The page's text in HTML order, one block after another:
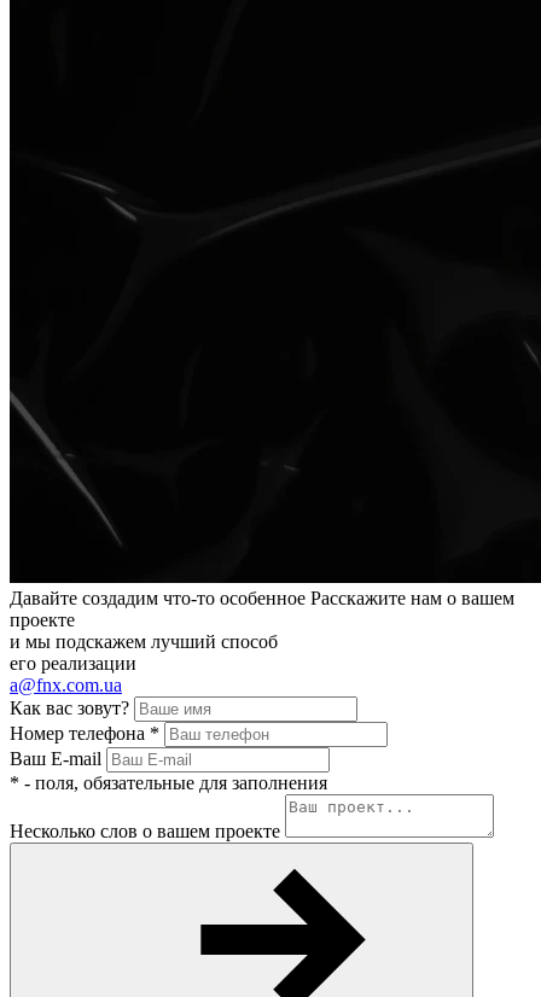
Давайте создадим что-то особенное Расскажите нам о вашем
проекте
и мы подскажем лучший способ
его реализации
a@fnx.com.ua
Как вас зовут?
Номер телефона *
Ваш E-mail
* - поля, обязательные для заполнения
Несколько слов о вашем проекте